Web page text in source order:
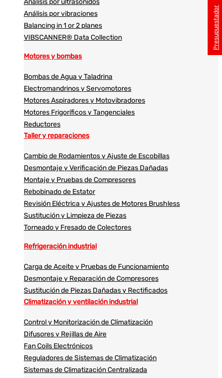
Análisis por ultrasonidos​​
Análisis por vibraciones
Balancing in 1 or 2 planes
VIBSCANNER® Data Collection
Motores y bombas
Bombas de Agua y Taladrina
Electromandrinos y Servomotores
Motores Aspiradores y Motovibradores
Motores Frigoríficos y Tangenciales
Reductores
Taller y reparaciones
Cambio de Rodamientos y Ajuste de Escobillas
Desmontaje y Verificación de Piezas Dañadas
Montaje y Pruebas de Compresores
Rebobinado de Estator
Revisión Eléctrica y Ajustes de Motores Brushless
Sustitución y Limpieza de Piezas
Torneado y Fresado de Colectores
Refrigeración industrial
Carga de Aceite y Pruebas de Funcionamiento
Desmontaje y Reparación de Compresores
Sustitución de Piezas Dañadas y Rectificados
Climatización y ventilación industrial
Control y Monitorización de Climatización
Difusores y Rejillas de Aire
Fan Coils Electrónicos
Reguladores de Sistemas de Climatización
Sistemas de Climatización Centralizada
Presupuestador